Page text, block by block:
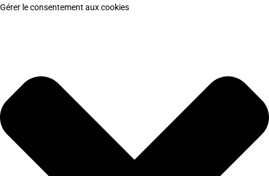
Gérer le consentement aux cookies